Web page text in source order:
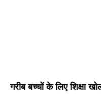
गरीब बच्चों के लिए शिक्षा